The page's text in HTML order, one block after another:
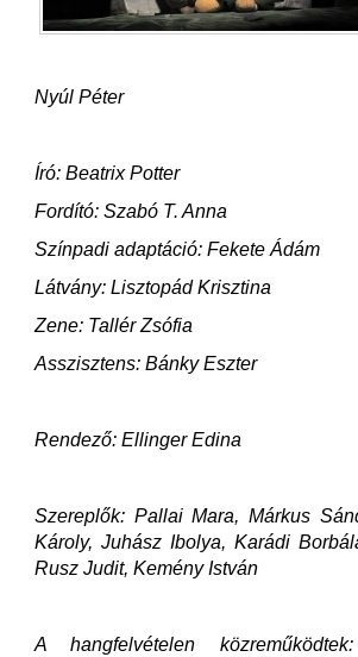
Nyúl Péter
Író: Beatrix Potter
Fordító: Szabó T. Anna
Színpadi adaptáció: Fekete Ádám
Látvány: Lisztopád Krisztina
Zene: Tallér Zsófia
Asszisztens: Bánky Eszter
Rendező: Ellinger Edina
Szereplők: Pallai Mara, Márkus
Károly, Juhász Ibolya, Karádi
Rusz Judit, Kemény István
A hangfelvételen